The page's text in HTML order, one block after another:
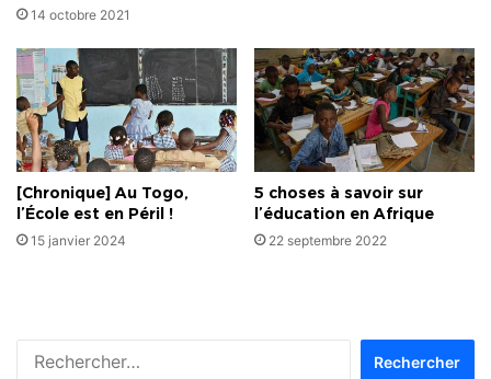
14 octobre 2021
[Chronique] Au Togo,
l’École est en Péril !
15 janvier 2024
5 choses à savoir sur
l’éducation en Afrique
22 septembre 2022